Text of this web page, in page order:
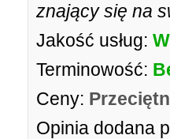
znający się na
Jakość usług:
Terminowość:
Ceny:
Opinia dodana